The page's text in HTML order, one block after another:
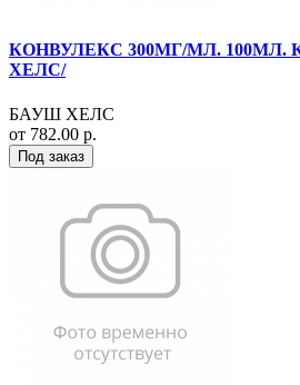
КОНВУЛЕКС 300МГ/МЛ.
ХЕЛС/
БАУШ ХЕЛС
от 782.00 р.
Под заказ